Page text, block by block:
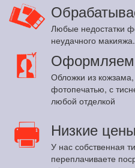
Любые недостатки
неудачного макияжа.
Оформляем
Обложки из
фотопечатью, с
любой отделкой
Низкие цены
У нас собственная
переплачиваете